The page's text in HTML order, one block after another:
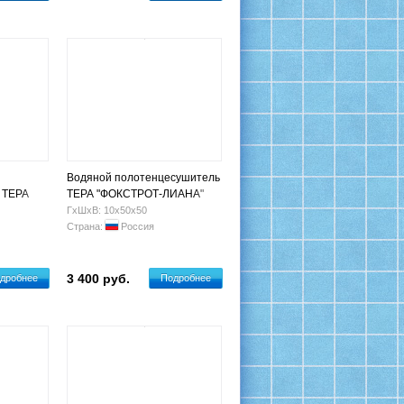
ТЕРА
Водяной полотенцесушитель
ТЕРА "ФОКСТРОТ-ЛИАНА"
500х500
ГхШхВ: 10х50х50
Страна:
Россия
3 400 руб. Подробнее